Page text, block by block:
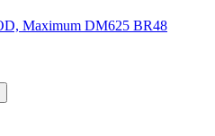
Maximum DM625 BR48